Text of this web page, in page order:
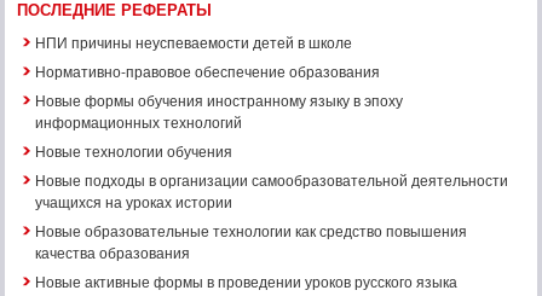
ПОСЛЕДНИЕ РЕФЕРАТЫ
НПИ причины неуспеваемости детей в школе
Нормативно-правовое обеспечение образования
Новые формы обучения иностранному языку в эпоху
информационных технологий
Новые технологии обучения
Новые подходы в организации самообразовательной деятельности
учащихся на уроках истории
Новые образовательные технологии как средство повышения
качества образования
Новые активные формы в проведении уроков русского языка